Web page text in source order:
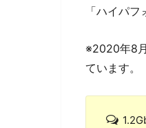
「ハイパ
※2020年8
ています。